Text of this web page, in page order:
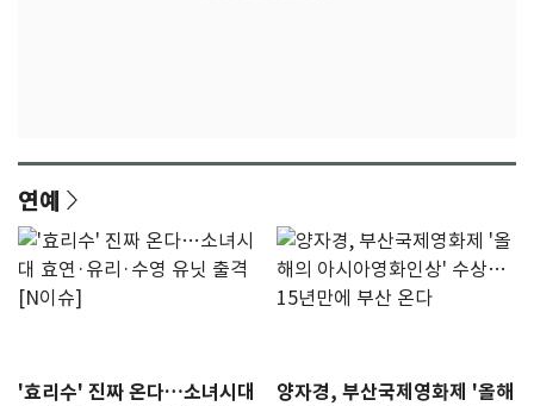
연예
'효리수' 진짜 온다…소녀시대
양자경, 부산국제영화제 '올해